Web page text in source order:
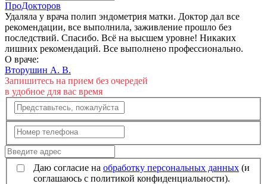
ПроДокторов
Удаляла у врача полип эндометрия матки. Доктор дал все
рекомендации, все выполнила, заживление прошло без
последствий. Спасибо. Всё на высшем уровне! Никаких
лишних рекомендаций. Все выполнено профессионально.
О враче:
Вторушин А. В.
Запишитесь на прием без очередей
в удобное для вас время
Даю согласие на обработку персональных данных (и
соглашаюсь с политикой конфиденциальности).